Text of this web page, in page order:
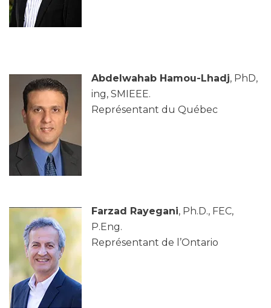
Abdelwahab Hamou-Lhadj, PhD,
ing, SMIEEE.
Représentant du Québec
Farzad Rayegani, Ph.D., FEC,
P.Eng.
Représentant de l’Ontario